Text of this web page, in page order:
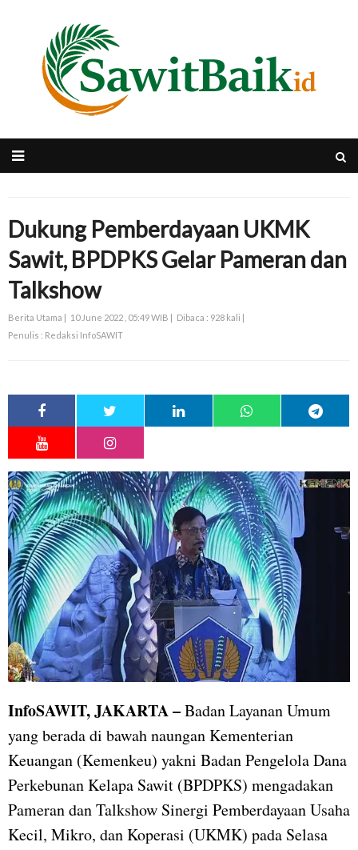
Dukung Pemberdayaan UKMK
Sawit, BPDPKS Gelar Pameran dan
Talkshow
Berita Utama | 10 June 2022 , 05:49 WIB | Dibaca : 928 kali |
Penulis : Redaksi InfoSAWIT
InfoSAWIT, JAKARTA –Badan Layanan Umum
yang berada di bawah naungan Kementerian
Keuangan (Kemenkeu) yakni Badan Pengelola Dana
Perkebunan Kelapa Sawit (BPDPKS) mengadakan
Pameran dan Talkshow Sinergi Pemberdayaan Usaha
Kecil, Mikro, dan Koperasi (UKMK) pada Selasa